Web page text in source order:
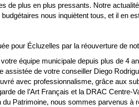
de plus en plus pressants. Notre
nous inquiètent tous, et il en
pour Écluzelles par la réouverture de
équipe municipale depuis plus de 4
assistée de votre conseiller Diego
avec professionnalisme, grâce aux
de l’Art Français et la DRAC Centre-
du Patrimoine, nous sommes parvenus à